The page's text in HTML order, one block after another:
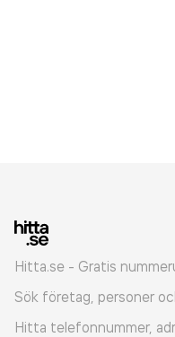
Hitta.se - Gratis
Sök företag, personer
Hitta telefonnummer,